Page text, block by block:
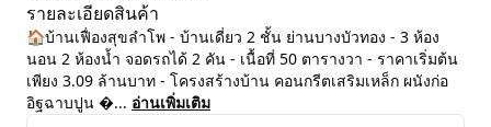
รายละเอียดสินค้า
🏠บ้านเฟื่องสุขลำโพ - บ้านเดี่ยว 2 ชั้น ย่านบางบัวทอง - 3 ห้อง
นอน 2 ห้องน้ำ จอดรถได้ 2 คัน - เนื้อที่ 50 ตารางวา - ราคาเริ่มต้น
เพียง 3.09 ล้านบาท - โครงสร้างบ้าน คอนกรีตเสริมเหล็ก ผนังก่อ
อิฐฉาบปูน ... อ่านเพิ่มเติม